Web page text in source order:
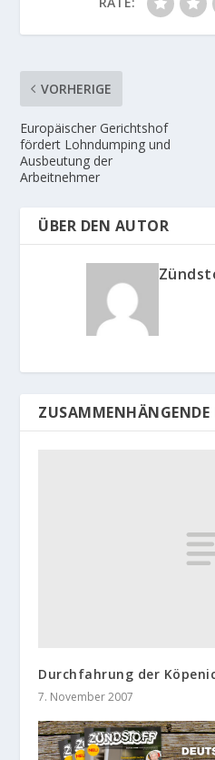
VORHERIGE
Europäischer Gerichtshof
fördert Lohndumping und
Ausbeutung der
Arbeitnehmer
ÜBER DEN AUTOR
ZUSAMMENHÄNGENDE
Durchfahrung der
7. November 2007